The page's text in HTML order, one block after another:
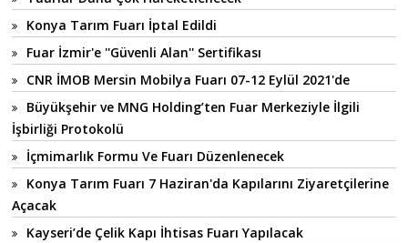
Konya Tarım Fuarı İptal Edildi
Fuar İzmir'e ''Güvenli Alan'' Sertifikası
CNR İMOB Mersin Mobilya Fuarı 07-12 Eylül 2021'de
Büyükşehir ve MNG Holding’ten Fuar Merkeziyle İlgili
İşbirliği Protokolü
İçmimarlık Formu Ve Fuarı Düzenlenecek
Konya Tarım Fuarı 7 Haziran'da Kapılarını Ziyaretçilerine
Açacak
Kayseri’de Çelik Kapı İhtisas Fuarı Yapılacak